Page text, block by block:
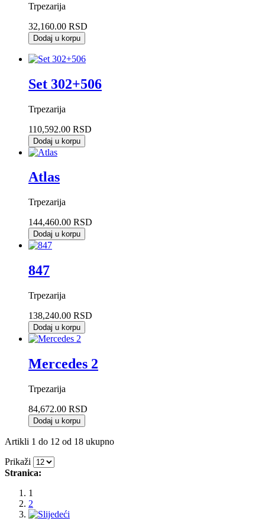
Trpezarija
32,160.00 RSD
Dodaj u korpu
Set 302+506
Trpezarija
110,592.00 RSD
Dodaj u korpu
Atlas
Trpezarija
144,460.00 RSD
Dodaj u korpu
847
Trpezarija
138,240.00 RSD
Dodaj u korpu
Mercedes 2
Trpezarija
84,672.00 RSD
Dodaj u korpu
Artikli 1 do 12 od 18 ukupno
Prikaži
Stranica:
1
2